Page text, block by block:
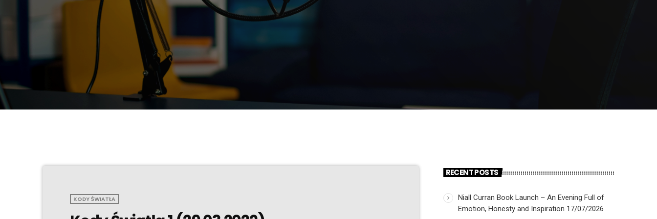
KODY ŚWIATŁA
RECENT POSTS
Niall Curran Book Launch – An Evening Full of
Emotion, Honesty and Inspiration 17/07/2026